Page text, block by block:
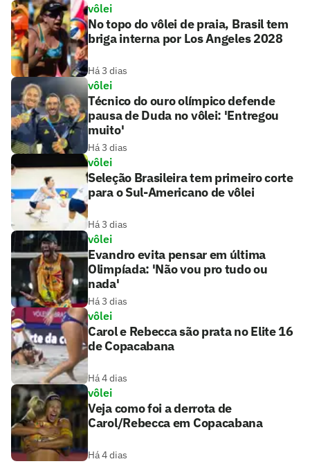
vôlei
No topo do vôlei de praia, Brasil tem
briga interna por Los Angeles 2028
Há 3 dias
vôlei
Técnico do ouro olímpico defende
pausa de Duda no vôlei: 'Entregou
muito'
Há 3 dias
vôlei
Seleção Brasileira tem primeiro corte
para o Sul-Americano de vôlei
Há 3 dias
vôlei
Evandro evita pensar em última
Olimpíada: 'Não vou pro tudo ou
nada'
Há 3 dias
vôlei
Carol e Rebecca são prata no Elite 16
de Copacabana
Há 4 dias
vôlei
Veja como foi a derrota de
Carol/Rebecca em Copacabana
Há 4 dias